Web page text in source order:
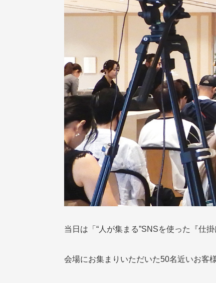
当日は「“人が集まる”SNSを使った『仕
会場にお集まりいただいた50名近いお客